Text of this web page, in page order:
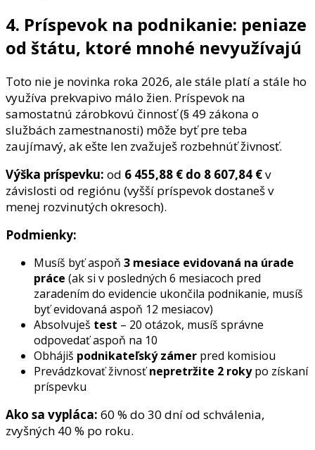
4. Príspevok na podnikanie: peniaze
od štátu, ktoré mnohé nevyužívajú
Toto nie je novinka roka 2026, ale stále platí a stále ho
využíva prekvapivo málo žien. Príspevok na
samostatnú zárobkovú činnosť (§ 49 zákona o
službách zamestnanosti) môže byť pre teba
zaujímavý, ak ešte len zvažuješ rozbehnúť živnosť.
Výška príspevku: od 6 455,88 € do 8 607,84 €v
závislosti od regiónu (vyšší príspevok dostaneš v
menej rozvinutých okresoch).
Podmienky:
Musíš byť aspoň 3 mesiace evidovaná na úrade
práce (ak si v posledných 6 mesiacoch pred
zaradením do evidencie ukončila podnikanie, musíš
byť evidovaná aspoň 12 mesiacov)
Absolvuješ test – 20 otázok, musíš správne
odpovedať aspoň na 10
Obhájiš podnikateľský zámer pred komisiou
Prevádzkovať živnosťnepretržite 2 rokypo získaní
príspevku
Ako sa vypláca: 60 % do 30 dní od schválenia,
zvyšných 40 % po roku.